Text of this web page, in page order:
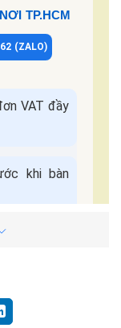
TP.HCM
(ZALO)
VAT đầy
khi bàn
khi sửa
- Không